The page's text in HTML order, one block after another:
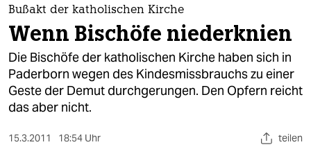
themen
politik
öko
gesellschaft
kultur
Bußakt der katholischen Kirche
Wenn Bischöfe niederknien
Die Bischöfe der katholischen Kirche haben sich in
Paderborn wegen des Kindesmissbrauchs zu einer
Geste der Demut durchgerungen. Den Opfern reicht
das aber nicht.
15.3.2011 18:54 Uhr teilen